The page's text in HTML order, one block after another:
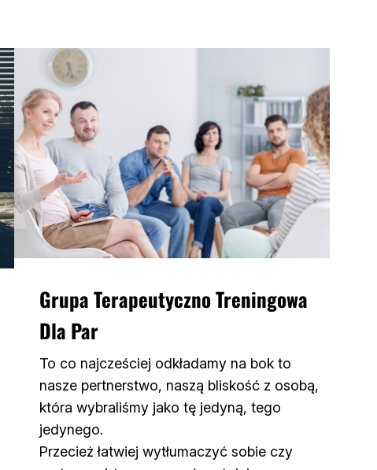
Grupa Terapeutyczno Treningowa
Dla Par
To co najcześciej odkładamy na bok to
nasze pertnerstwo, naszą bliskość z osobą,
która wybraliśmy jako tę jedyną, tego
jedynego.
Przecież łatwiej wytłumaczyć sobie czy